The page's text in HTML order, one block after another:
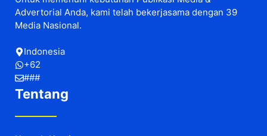
Advertorial Anda, kami telah bekerjasama dengan 39
Media Nasional.
Indonesia
+62
###
Tentang